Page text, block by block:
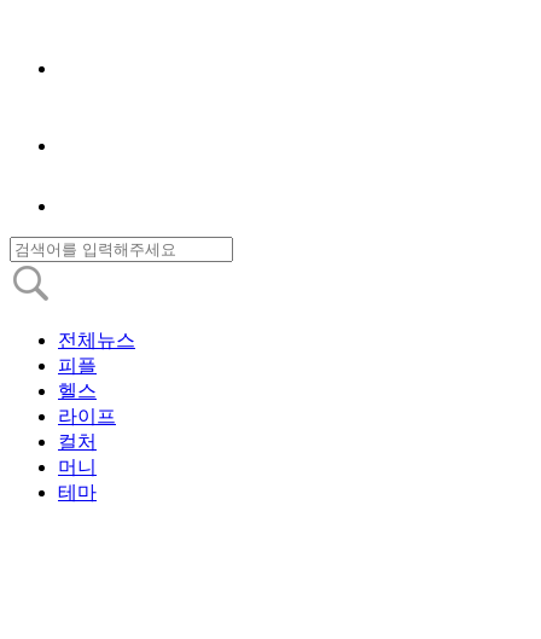
전체뉴스
피플
헬스
라이프
컬처
머니
테마